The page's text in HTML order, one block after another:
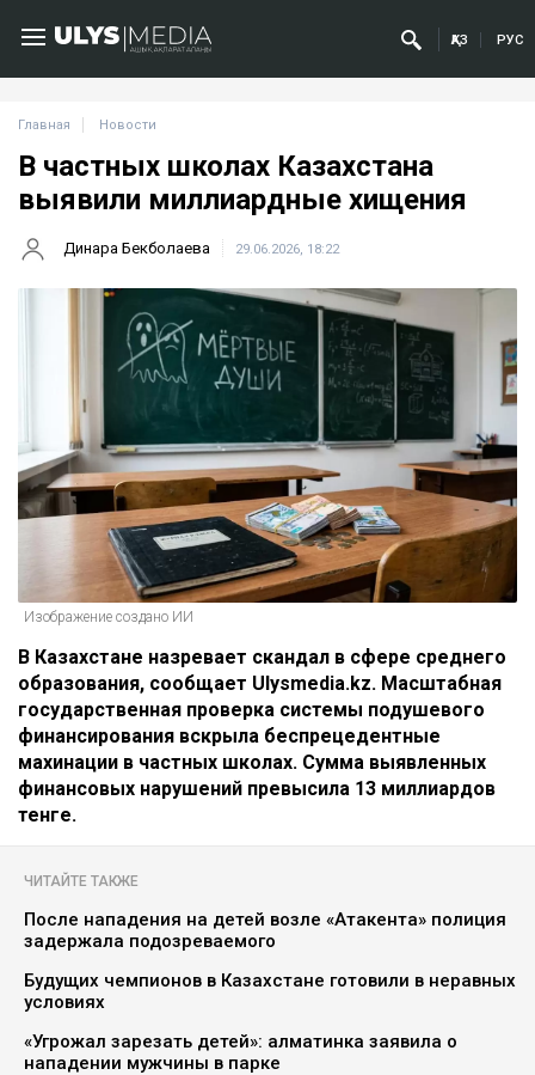
ҚАЗ РУС
Главная Новости
В частных школах Казахстана
выявили миллиардные хищения
Динара Бекболаева 29.06.2026, 18:22
Изображение создано ИИ
В Казахстане назревает скандал в сфере среднего
образования, сообщает Ulysmedia.kz. Масштабная
государственная проверка системы подушевого
финансирования вскрыла беспрецедентные
махинации в частных школах. Сумма выявленных
финансовых нарушений превысила 13 миллиардов
тенге.
ЧИТАЙТЕ ТАКЖЕ
После нападения на детей возле «Атакента» полиция
задержала подозреваемого
Будущих чемпионов в Казахстане готовили в неравных
условиях
«Угрожал зарезать детей»: алматинка заявила о
нападении мужчины в парке